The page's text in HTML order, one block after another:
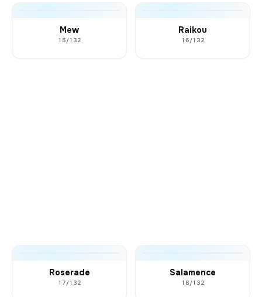
Mew
15/132
Raikou
16/132
Roserade
17/132
Salamence
18/132